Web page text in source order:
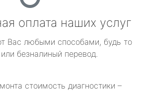
оплата наших услуг
Вас любыми способами, будь то
безналиный перевод.
стоимость диагностики –